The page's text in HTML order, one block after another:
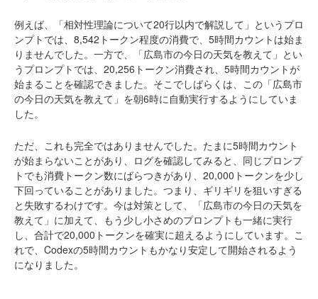
例えば、「相対性理論について20行以内で解説して」というプロ
ンプトでは、8,542トークン程度の消費で、5時間カウントは始ま
りませんでした。一方で、「広島市の今日の天気を教えて」とい
うプロンプトでは、20,256トークン消費され、5時間カウントが
始まることを確認できました。そこでしばらくは、この「広島市
の今日の天気を教えて」を朝6時に自動実行するようにしていま
した。
ただ、これも完全ではありませんでした。たまに5時間カウント
が始まらないことがあり、ログを確認してみると、同じプロンプ
トでも消費トークン数にばらつきがあり、20,000トークンを少し
下回っていることがありました。つまり、ギリギリを狙いすぎる
と失敗するわけです。今は対策として、「広島市の今日の天気を
教えて」に加えて、もう少し小さめのプロンプトも一緒に実行
し、合計で20,000トークンを確実に超えるようにしています。こ
れで、Codexの5時間カウントもかなり安定して開始されるよう
になりました。